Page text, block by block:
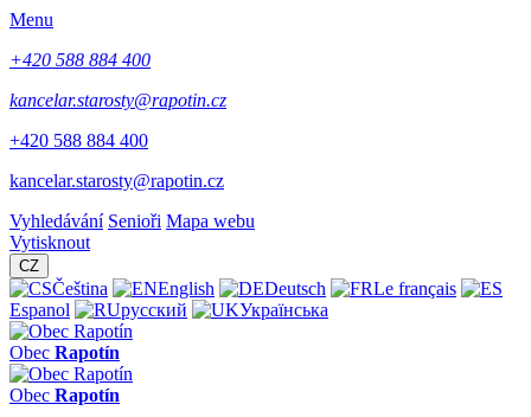
Menu
+420 588 884 400
kancelar.starosty@rapotin.cz
+420 588 884 400
kancelar.starosty@rapotin.cz
Vyhledávání Senioři Mapa webu
Vytisknout
CZ
Čeština English Deutsch
Le français
Espanol
русский Українська
Obec Rapotín
Obec Rapotín